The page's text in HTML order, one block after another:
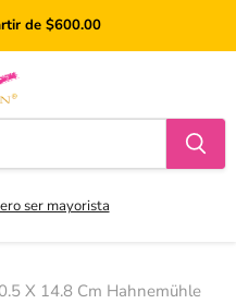
de $600.00
ser mayorista
X 14.8 Cm Hahnemühle